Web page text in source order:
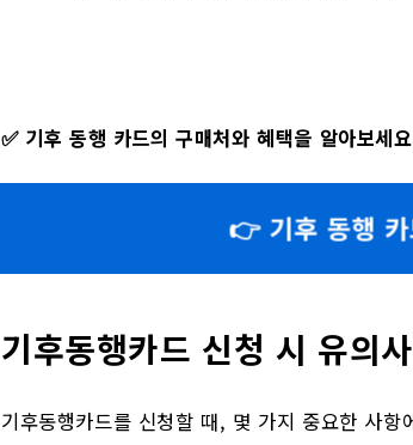
✅ 기후 동행 카드의 구매처와 혜택을 알아보세
👉 기후 동행
기후동행카드 신청 시 유의
기후동행카드를 신청할 때, 몇 가지 중요한 사